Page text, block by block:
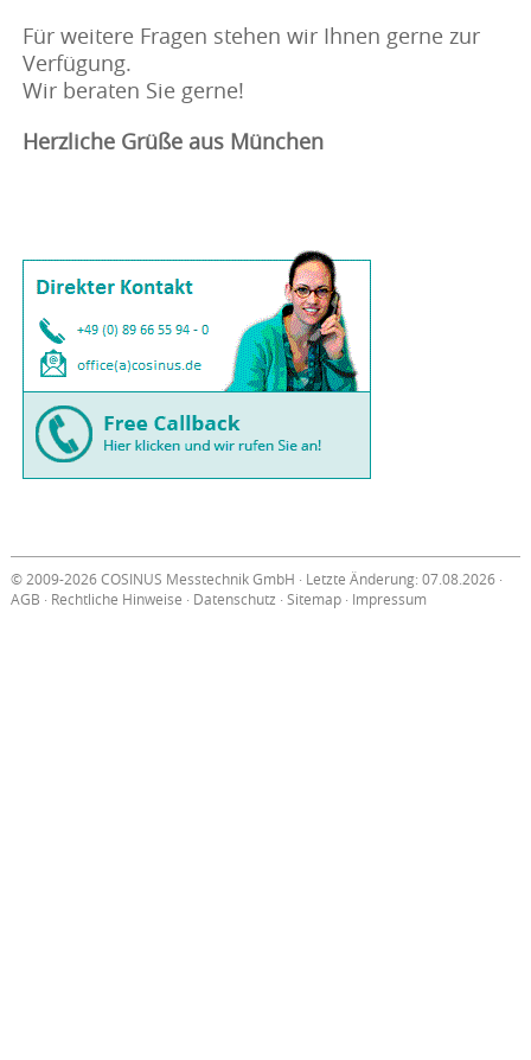
Für weitere Fragen stehen wir Ihnen gerne zur
Verfügung.
Wir beraten Sie gerne!
Herzliche Grüße aus München
© 2009-2026 COSINUS Messtechnik GmbH · Letzte Änderung: 07.08.2026 ·
AGB · Rechtliche Hinweise · Datenschutz · Sitemap· Impressum